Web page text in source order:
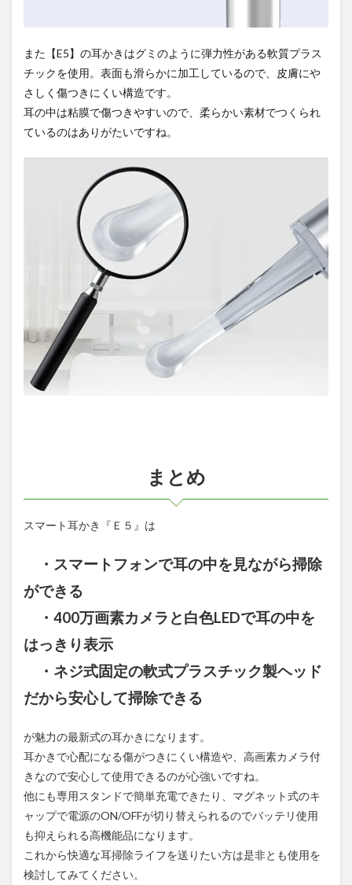
また【E5】の耳かきはグミのように弾力性がある軟質プラス
チックを使用。表面も滑らかに加工しているので、皮膚にや
さしく傷つきにくい構造です。
耳の中は粘膜で傷つきやすいので、柔らかい素材でつくられ
ているのはありがたいですね。
まとめ
スマート耳かき『Ｅ５』は
・スマートフォンで耳の中を見ながら掃除
ができる
・400万画素カメラと白色LEDで耳の中を
はっきり表示
・ネジ式固定の軟式プラスチック製ヘッド
だから安心して掃除できる
が魅力の最新式の耳かきになります。
耳かきで心配になる傷がつきにくい構造や、高画素カメラ付
きなので安心して使用できるのが心強いですね。
他にも専用スタンドで簡単充電できたり、マグネット式のキ
ャップで電源のON/OFFが切り替えられるのでバッテリ使用
も抑えられる高機能品になります。
これから快適な耳掃除ライフを送りたい方は是非とも使用を
検討してみてください。